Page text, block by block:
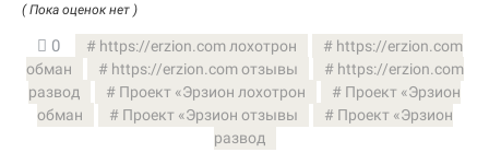
( Пока оценок нет )
0 https://erzion.com лохотрон
https://erzion.com
обман
https://erzion.com отзывы
https://erzion.com
развод
Проект «Эрзион лохотрон
Проект «Эрзион
обман
Проект «Эрзион отзывы
Проект «Эрзион
развод